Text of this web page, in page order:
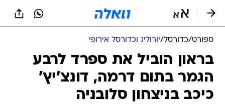
ספורט/כדורסל/יורוליג וכדורסל אירופי
בראון הוביל את ספרד לרבע
הגמר בתום דרמה, דונצ'יץ'
כיכב בניצחון סלובניה